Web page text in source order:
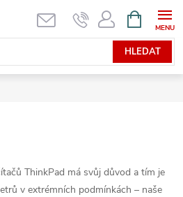
HLEDAT
NÁKUPNÍ
KOŠÍK
ThinkPad má svůj důvod a tím je
v extrémních podmínkách – naše